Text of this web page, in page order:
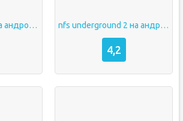
NfS most wanted на андроид nfs underground 2 на андроид
4,2